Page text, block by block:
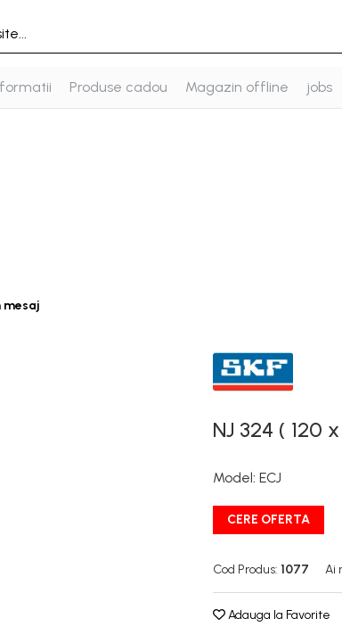
Produse cadou Magazin offline jobs
mesaj
NJ 324 ( 120
Model: ECJ
CERE OFERTA
Cod Produs: 1077 Ai
Adauga la Favorite